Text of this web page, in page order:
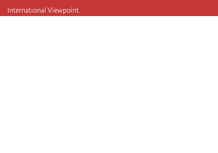
International Viewpoint